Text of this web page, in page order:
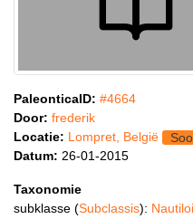
PaleonticaID: #4664
Door: frederik
Locatie: Lompret, België
Datum: 26-01-2015
Taxonomie
subklasse (Subclassis):